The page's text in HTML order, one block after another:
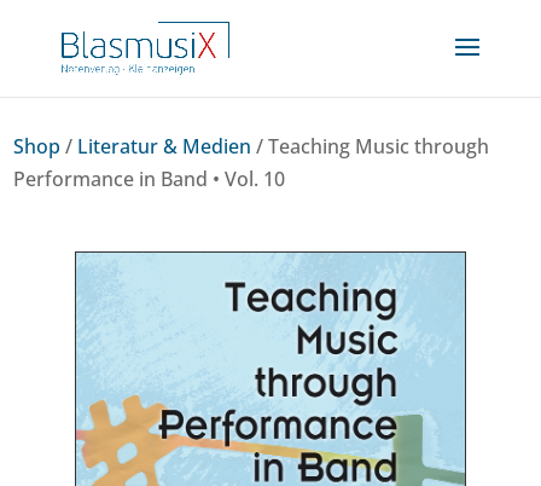
Shop / Literatur & Medien / Teaching Music through
Performance in Band • Vol. 10